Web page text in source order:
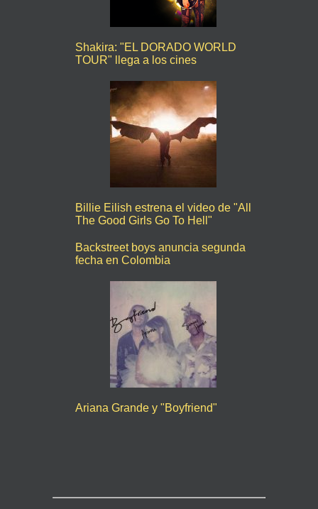
Shakira: "EL DORADO WORLD
TOUR" llega a los cines
Billie Eilish estrena el video de "All
The Good Girls Go To Hell"
Backstreet boys anuncia segunda
fecha en Colombia
Ariana Grande y "Boyfriend"